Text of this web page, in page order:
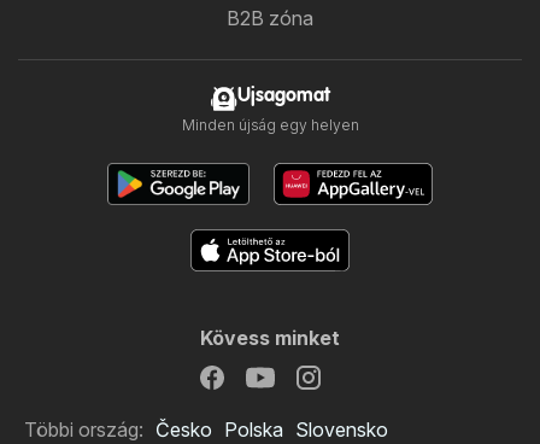
B2B zóna
Ujsagomat
Minden újság egy helyen
Kövess minket
Többi ország: Česko Polska Slovensko